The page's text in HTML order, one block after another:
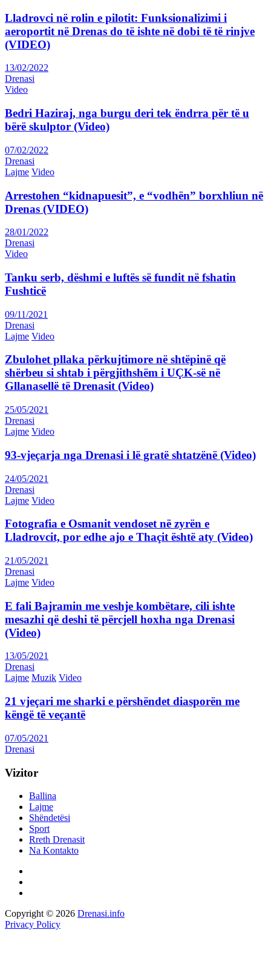
Lladrovci në rolin e pilotit: Funksionalizimi i
aeroportit në Drenas do të ishte në dobi të të rinjve
(VIDEO)
13/02/2022
Drenasi
Video
Bedri Haziraj, nga burgu deri tek ëndrra për të u
bërë skulptor (Video)
07/02/2022
Drenasi
Lajme Video
Arrestohen “kidnapuesit”, e “vodhën” borxhliun në
Drenas (VIDEO)
28/01/2022
Drenasi
Video
Tanku serb, dëshmi e luftës së fundit në fshatin
Fushticë
09/11/2021
Drenasi
Lajme Video
Zbulohet pllaka përkujtimore në shtëpinë që
shërbeu si shtab i përgjithshëm i UÇK-së në
Gllanasellë të Drenasit (Video)
25/05/2021
Drenasi
Lajme Video
93-vjeçarja nga Drenasi i lë gratë shtatzënë (Video)
24/05/2021
Drenasi
Lajme Video
Fotografia e Osmanit vendoset në zyrën e
Lladrovcit, por edhe ajo e Thaçit është aty (Video)
21/05/2021
Drenasi
Lajme Video
E fali Bajramin me veshje kombëtare, cili ishte
mesazhi që deshi të përcjell hoxha nga Drenasi
(Video)
13/05/2021
Drenasi
Lajme Muzik Video
21 vjeçari me sharki e përshëndet diasporën me
këngë të veçantë
07/05/2021
Drenasi
Vizitor
Ballina
Lajme
Shëndetësi
Sport
Rreth Drenasit
Na Kontakto
Copyright © 2026 Drenasi.info
Privacy Policy